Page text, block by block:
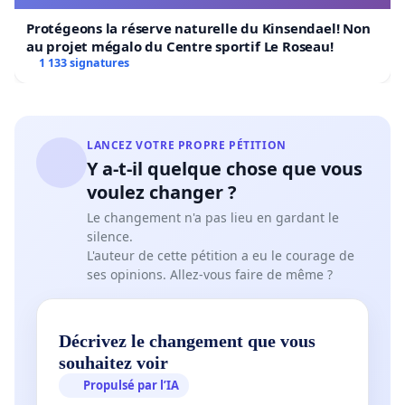
programmation musicale ne peut être réduite à
des choix majoritaires : elle doit rester le reflet de la
pluralité des expressions culturelles.
l’indépendance, de l’engagement citoyen et de la
représentativité de toutes les sensibilités
culturelles. Réduire une émission emblématique
comme Le Monde Est Un Village, qui incarne
précisément ces valeurs, revient à s’éloigner de
cette mission essentielle de service public.
des activités de Le Monde Est Un Village soit revu,
tant en ce qui concerne la grille de diffusion que les
collaborations (coproductions, captations en direct
Protégeons la réserve naturelle du Kinsendael! Non
au projet mégalo du Centre sportif Le Roseau!
1 133 signatures
LANCEZ VOTRE PROPRE PÉTITION
Y a-t-il quelque chose que vous
voulez changer ?
Le changement n'a pas lieu en gardant le
silence.
L'auteur de cette pétition a eu le courage de
ses opinions. Allez-vous faire de même ?
Décrivez le changement que vous
souhaitez voir
Propulsé par l’IA